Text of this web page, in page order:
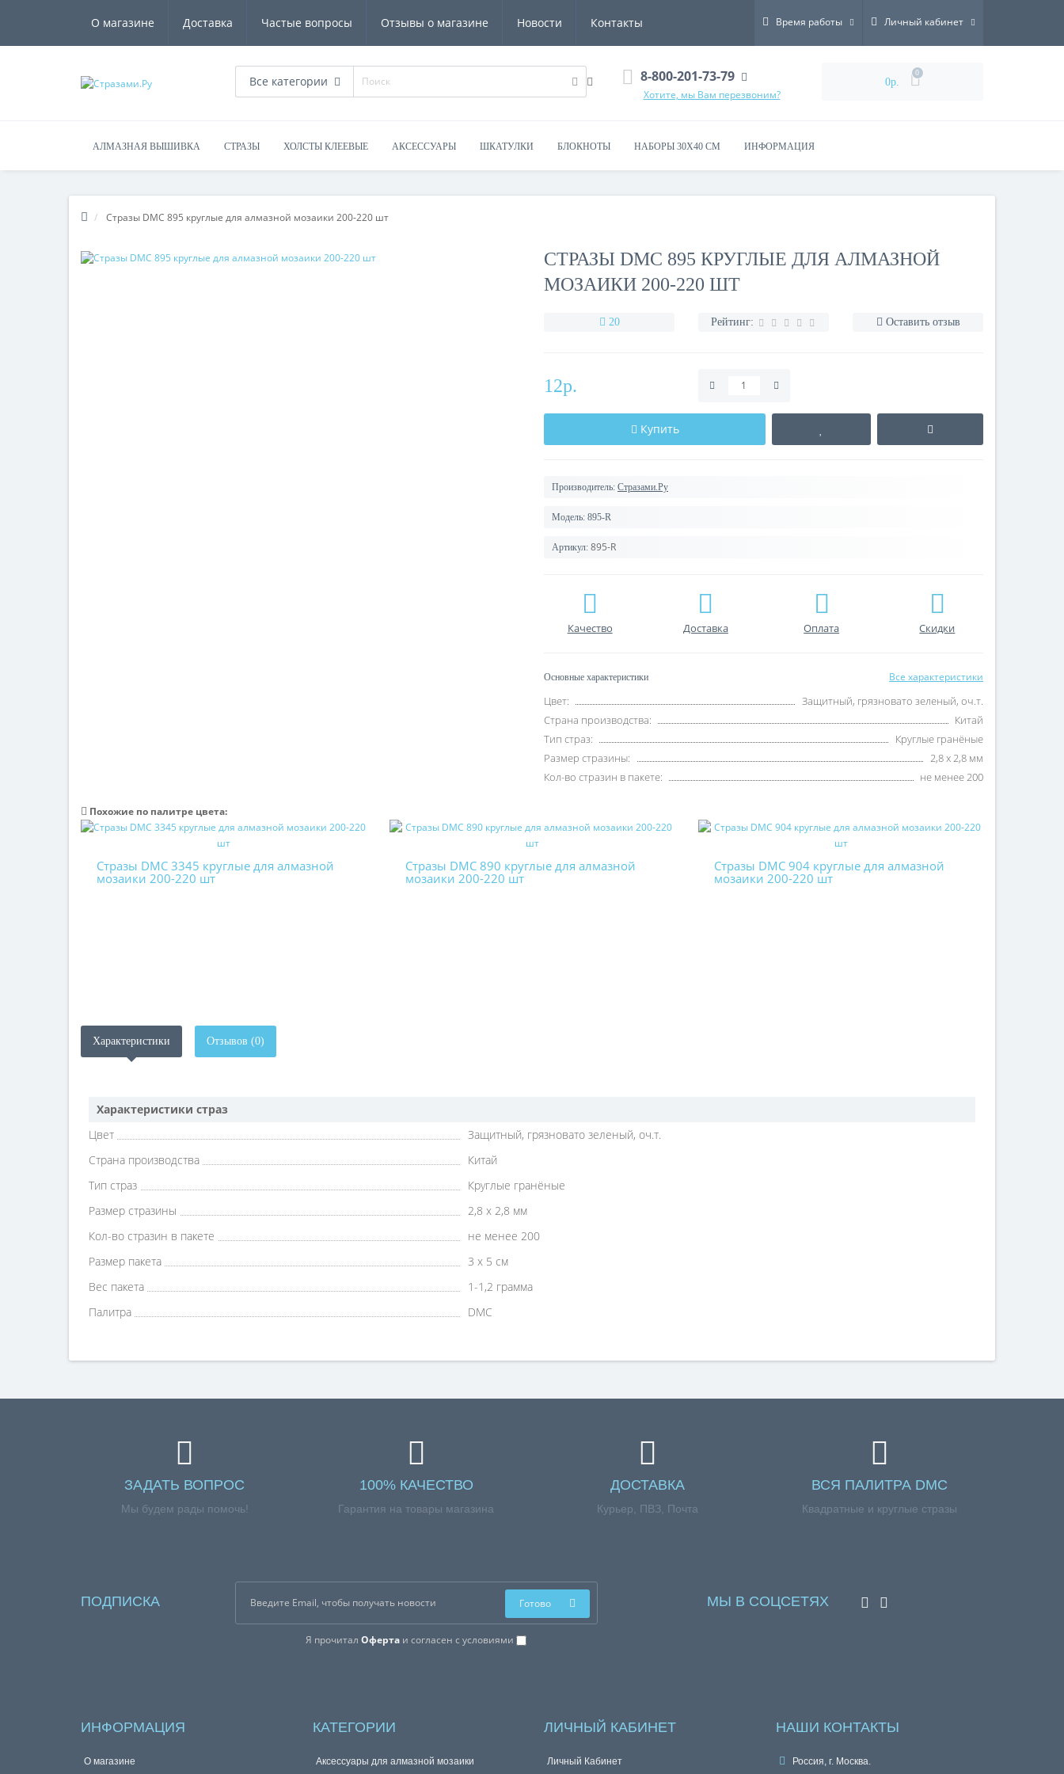
О магазине Доставка Частые вопросы Отзывы о магазине Новости Контакты Время работы Личный кабинет
Все категории 8-800-201-73-79
Хотите, мы Вам перезвоним?
0р.
0
АЛМАЗНАЯ ВЫШИВКА СТРАЗЫ ХОЛСТЫ КЛЕЕВЫЕ АКСЕССУАРЫ ШКАТУЛКИ БЛОКНОТЫ НАБОРЫ 30Х40 СМ ИНФОРМАЦИЯ
Стразы DMC 895 круглые для алмазной мозаики 200-220 шт
СТРАЗЫ DMC 895 КРУГЛЫЕ ДЛЯ АЛМАЗНОЙ
МОЗАИКИ 200-220 ШТ
20 Рейтинг: Оставить отзыв
12р.
Купить
Производитель: Стразами.Ру
Модель: 895-R
Артикул: 895-R
Качество Доставка Оплата Скидки
Основные характеристики Все характеристики
Цвет:
Защитный, грязновато зеленый, оч.т.
Страна производства:
Китай
Тип страз:
Круглые гранёные
Размер стразины:
2,8 х 2,8 мм
Кол-во стразин в пакете:
не менее 200
Похожие по палитре цвета:
Стразы DMC 3345 круглые для алмазной
мозаики 200-220 шт
Стразы DMC 890 круглые для алмазной
мозаики 200-220 шт
Стразы DMC 904 круглые для алмазной
мозаики 200-220 шт
Характеристики Отзывов (0)
Характеристики страз
Цвет
Защитный, грязновато зеленый, оч.т.
Страна производства
Китай
Тип страз
Круглые гранёные
Размер стразины
2,8 х 2,8 мм
Кол-во стразин в пакете
не менее 200
Размер пакета
3 х 5 см
Вес пакета
1-1,2 грамма
Палитра
DMC
ЗАДАТЬ ВОПРОС
Мы будем рады помочь!
100% КАЧЕСТВО
Гарантия на товары магазина
ДОСТАВКА
Курьер, ПВЗ, Почта
ВСЯ ПАЛИТРА DMC
Квадратные и круглые стразы
ПОДПИСКА
Я прочиталОферта и согласен с условиями
Готово МЫ В СОЦСЕТЯХ
ИНФОРМАЦИЯ
О магазине
КАТЕГОРИИ
Аксессуары для алмазной мозаики
ЛИЧНЫЙ КАБИНЕТ
Личный Кабинет
НАШИ КОНТАКТЫ
Россия, г. Москва.